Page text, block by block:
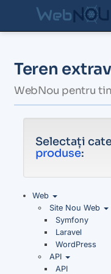
Teren
WebNou pentru
Selectați
produse:
Web
Site Nou Web
Symfony
Laravel
WordPress
API
API